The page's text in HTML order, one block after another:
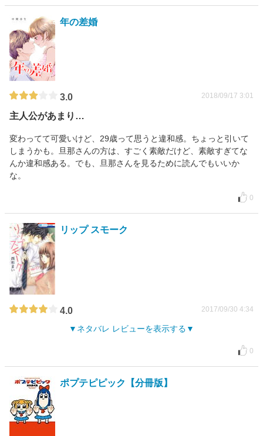
年の差婚
3.0 2018/09/17 3:01
主人公があまり…
変わってて可愛いけど、29歳って思うと違和感。ちょっと引いて
しまうかも。旦那さんの方は、すごく素敵だけど、素敵すぎてな
んか違和感ある。でも、旦那さんを見るために読んでもいいか
な。
0
リップ スモーク
4.0 2017/09/30 4:34
ネタバレ レビューを表示する
0
ポプテピピック【分冊版】